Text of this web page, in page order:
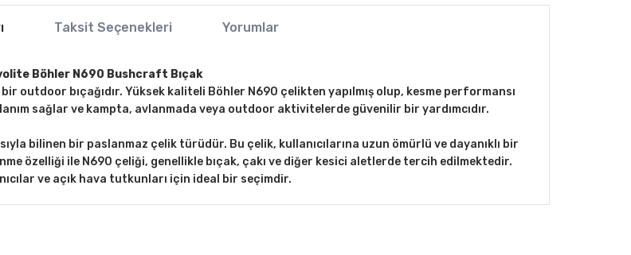
Taksit Seçenekleri Yorumlar
Böhler N690 Bushcraft Bıçak
outdoor bıçağıdır. Yüksek kaliteli Böhler N690 çelikten yapılmış olup, kesme performansı
sağlar ve kampta, avlanmada veya outdoor aktivitelerde güvenilir bir yardımcıdır.
bilinen bir paslanmaz çelik türüdür. Bu çelik, kullanıcılarına uzun ömürlü ve dayanıklı bir
özelliği ile N690 çeliği, genellikle bıçak, çakı ve diğer kesici aletlerde tercih edilmektedir.
ve açık hava tutkunları için ideal bir seçimdir.